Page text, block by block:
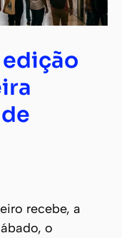
recebe, a
o